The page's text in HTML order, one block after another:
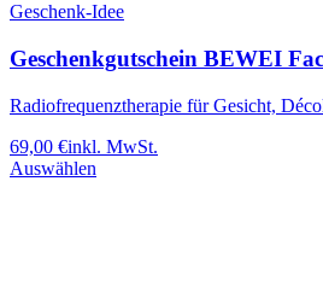
Geschenk-Idee
Geschenkgutschein BEWEI
Radiofrequenztherapie für Gesicht,
69,00 €inkl. MwSt.
Auswählen